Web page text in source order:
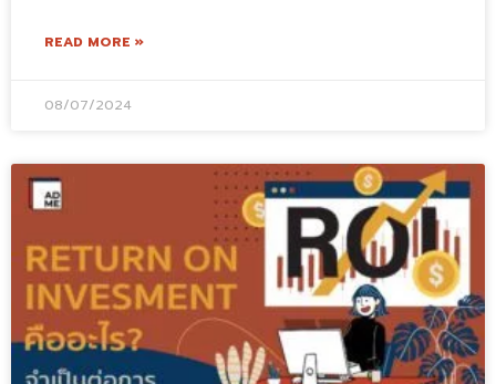
READ MORE »
08/07/2024